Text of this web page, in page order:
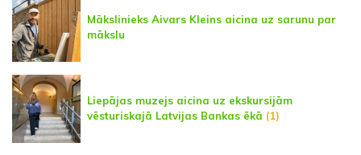
Mākslinieks Aivars Kleins aicina uz sarunu par
mākslu
Liepājas muzejs aicina uz ekskursijām
vēsturiskajā Latvijas Bankas ēkā (1)